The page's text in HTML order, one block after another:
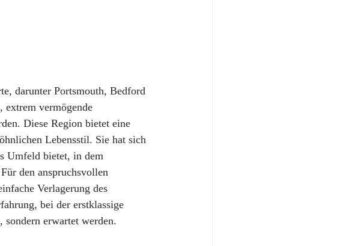
darunter Portsmouth, Bedford
extrem vermögende
Diese Region bietet eine
Lebensstil. Sie hat sich
Umfeld bietet, in dem
den anspruchsvollen
Verlagerung des
bei der erstklassige
erwartet werden.